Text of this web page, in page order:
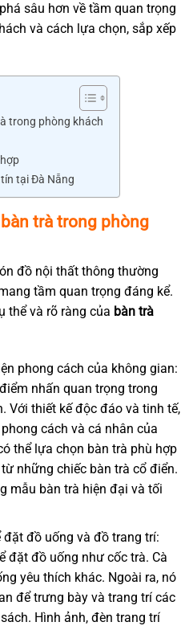
sâu hơn về tầm quan trọng
và cách lựa chọn, sắp xếp
trong phòng khách
tại Đà Nẵng
trà trong phòng
đồ nội thất thông thường
tầm quan trọng đáng kể.
thể và rõ ràng của bàn trà
phong cách của không gian:
nhấn quan trọng trong
Với thiết kế độc đáo và tinh tế,
cách và cá nhân của
thể lựa chọn bàn trà phù hợp
những chiếc bàn trà cổ điển.
mẫu bàn trà hiện đại và tối
đặt đồ uống và đồ trang trí:
đặt đồ uống như cốc trà. Cà
yêu thích khác. Ngoài ra, nó
để trưng bày và trang trí các
Hình ảnh, đèn trang trí